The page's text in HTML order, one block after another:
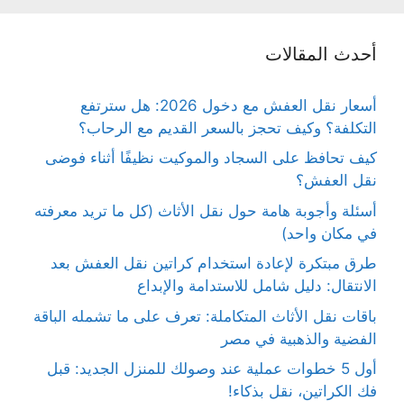
أحدث المقالات
أسعار نقل العفش مع دخول 2026: هل سترتفع
التكلفة؟ وكيف تحجز بالسعر القديم مع الرحاب؟
كيف تحافظ على السجاد والموكيت نظيفًا أثناء فوضى
نقل العفش؟
أسئلة وأجوبة هامة حول نقل الأثاث (كل ما تريد معرفته
في مكان واحد)
طرق مبتكرة لإعادة استخدام كراتين نقل العفش بعد
الانتقال: دليل شامل للاستدامة والإبداع
باقات نقل الأثاث المتكاملة: تعرف على ما تشمله الباقة
الفضية والذهبية في مصر
أول 5 خطوات عملية عند وصولك للمنزل الجديد: قبل
فك الكراتين، نقل بذكاء!